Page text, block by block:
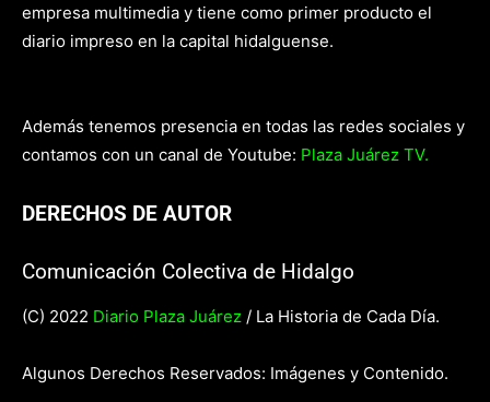
empresa multimedia y tiene como primer producto el
diario impreso en la capital hidalguense.
Además tenemos presencia en todas las redes sociales y
contamos con un canal de Youtube: Plaza Juárez TV.
DERECHOS DE AUTOR
Comunicación Colectiva de Hidalgo
(C) 2022 Diario Plaza Juárez / La Historia de Cada Día.
Algunos Derechos Reservados: Imágenes y Contenido.